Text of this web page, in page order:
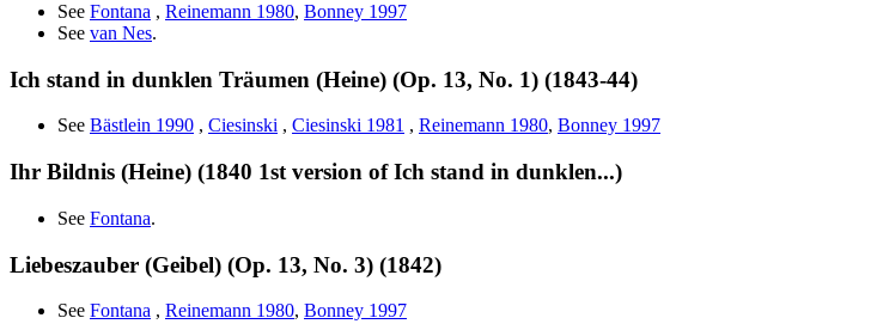
See Fontana , Reinemann 1980, Bonney 1997
See van Nes.
Ich stand in dunklen Träumen (Heine) (Op. 13, No. 1) (1843-44)
See Bästlein 1990 , Ciesinski , Ciesinski 1981 , Reinemann 1980, Bonney 1997
Ihr Bildnis (Heine) (1840 1st version of Ich stand in dunklen...)
See Fontana.
Liebeszauber (Geibel) (Op. 13, No. 3) (1842)
See Fontana , Reinemann 1980, Bonney 1997